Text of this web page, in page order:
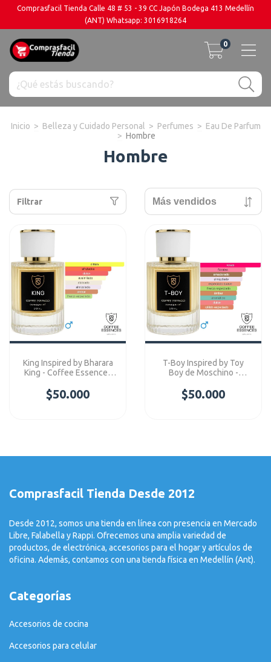
Comprasfacil Tienda Calle 48 # 53 - 39 CC Japón Bodega 413 Medellín
(ANT) Whatsapp: 3016918264
0
Inicio > Belleza y Cuidado Personal > Perfumes > Eau De Parfum
> Hombre
Hombre
Filtrar
King Inspired by Bharara
King - Coffee Essences
$50.000
T-Boy Inspired by Toy
Boy de Moschino -
Concentre
$50.000
Comprasfacil Tienda Desde 2012
Desde 2012, somos una tienda en línea con presencia en Mercado
Libre, Falabella y Rappi. Ofrecemos una amplia variedad de
productos, de electrónica, accesorios para el hogar y artículos de
oficina. Además, contamos con una tienda física en Medellín (Ant).
Categorías
Accesorios de cocina
Accesorios para celular